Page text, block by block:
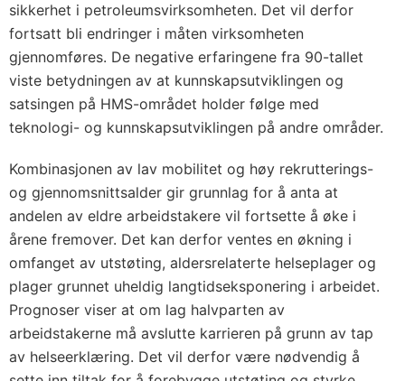
sikkerhet i petroleumsvirksomheten. Det vil derfor
fortsatt bli endringer i måten virksomheten
gjennomføres. De negative erfaringene fra 90-tallet
viste betydningen av at kunnskapsutviklingen og
satsingen på HMS-området holder følge med
teknologi- og kunnskapsutviklingen på andre områder.
Kombinasjonen av lav mobilitet og høy rekrutterings-
og gjennomsnittsalder gir grunnlag for å anta at
andelen av eldre arbeidstakere vil fortsette å øke i
årene fremover. Det kan derfor ventes en økning i
omfanget av utstøting, aldersrelaterte helseplager og
plager grunnet uheldig langtidseksponering i arbeidet.
Prognoser viser at om lag halvparten av
arbeidstakerne må avslutte karrieren på grunn av tap
av helseerklæring. Det vil derfor være nødvendig å